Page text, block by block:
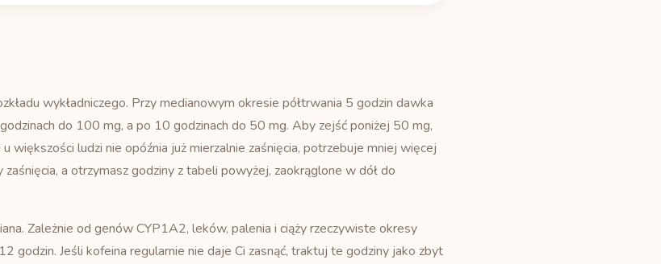
wykładniczego. Przy medianowym okresie półtrwania 5 godzin dawka
do 100 mg, a po 10 godzinach do 50 mg. Aby zejść poniżej 50 mg,
większości ludzi nie opóźnia już mierzalnie zaśnięcia, potrzebuje mniej więcej
a otrzymasz godziny z tabeli powyżej, zaokrąglone w dół do
Zależnie od genów CYP1A2, leków, palenia i ciąży rzeczywiste okresy
godzin. Jeśli kofeina regularnie nie daje Ci zasnąć, traktuj te godziny jako zbyt